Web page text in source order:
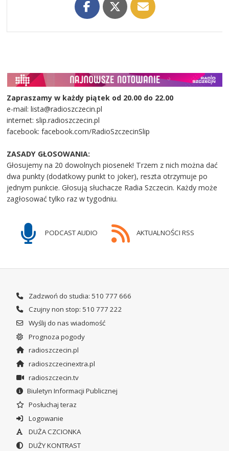
Zapraszamy w każdy piątek od 20.00 do 22.00
e-mail: lista@radioszczecin.pl
internet: slip.radioszczecin.pl
facebook: facebook.com/RadioSzczecinSlip
ZASADY GŁOSOWANIA:
Głosujemy na 20 dowolnych piosenek! Trzem z nich można dać
dwa punkty (dodatkowy punkt to joker), reszta otrzymuje po
jednym punkcie. Głosują słuchacze Radia Szczecin. Każdy może
zagłosować tylko raz w tygodniu.
PODCAST AUDIO AKTUALNOŚCI RSS
Zadzwoń do studia: 510 777 666
Czujny non stop: 510 777 222
Wyślij do nas wiadomość
Prognoza pogody
radioszczecin.pl
radioszczecinextra.pl
radioszczecin.tv
Biuletyn Informacji Publicznej
Posłuchaj teraz
Logowanie
DUŻA CZCIONKA
DUŻY KONTRAST